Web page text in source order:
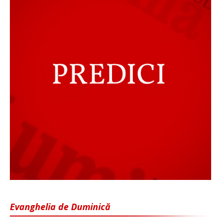
Evanghelia de Duminică